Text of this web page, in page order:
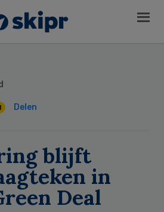
Delen
blijft
in
Deal